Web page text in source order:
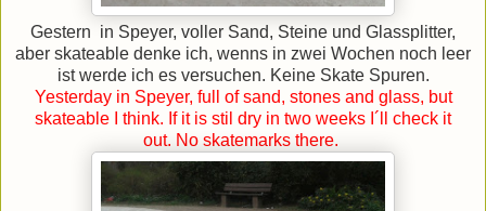
Gestern in Speyer, voller Sand, Steine und Glassplitter,
aber skateable denke ich, wenns in zwei Wochen noch leer
ist werde ich es versuchen. Keine Skate Spuren.
Yesterday in Speyer, full of sand, stones and glass, but
skateable I think. If it is stil dry in two weeks I´ll check it
out. No skatemarks there.